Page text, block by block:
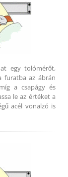
egy tolómérőt,
furatba az ábrán
a csapágy és
le az értéket a
acél vonalzó is